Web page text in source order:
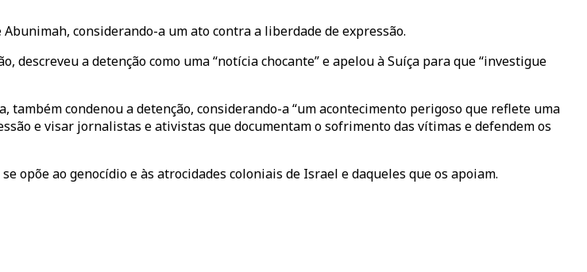
considerando-a um ato contra a liberdade de expressão.
a detenção como uma “notícia chocante” e apelou à Suíça para que “investigue
condenou a detenção, considerando-a “um acontecimento perigoso que reflete uma
e visar jornalistas e ativistas que documentam o sofrimento das vítimas e defendem os
opõe ao genocídio e às atrocidades coloniais de Israel e daqueles que os apoiam.